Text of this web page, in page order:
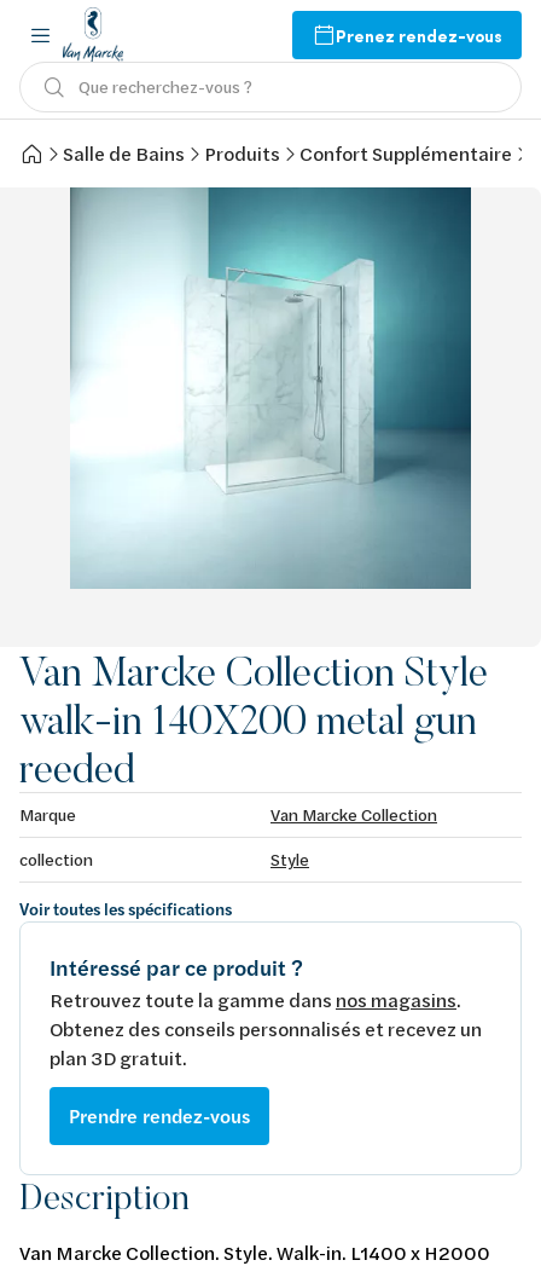
Prenez rendez-vous
Que recherchez-vous ?
Salle de Bains Produits Confort Supplémentaire
Van Marcke Collection Style
walk-in 140X200 metal gun
reeded
Marque
Van Marcke Collection
collection
Style
Voir toutes les spécifications
Intéressé par ce produit ?
Retrouvez toute la gamme dans nos magasins.
Obtenez des conseils personnalisés et recevez un
plan 3D gratuit.
Prendre rendez-vous
Description
Van Marcke Collection. Style. Walk-in. L1400 x H2000